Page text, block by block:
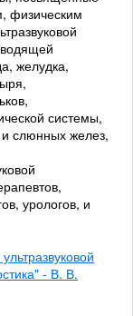
физическим
желудка,
системы,
слюнных желез,
урологов, и
- В. В.